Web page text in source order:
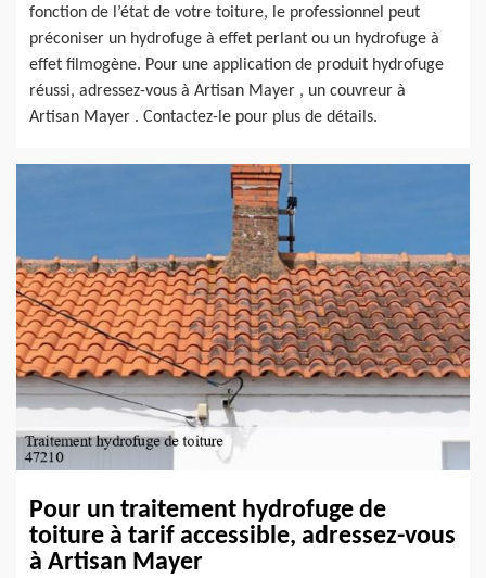
fonction de l’état de votre toiture, le professionnel peut
préconiser un hydrofuge à effet perlant ou un hydrofuge à
effet filmogène. Pour une application de produit hydrofuge
réussi, adressez-vous à Artisan Mayer , un couvreur à
Artisan Mayer . Contactez-le pour plus de détails.
Pour un traitement hydrofuge de
toiture à tarif accessible, adressez-vous
à Artisan Mayer